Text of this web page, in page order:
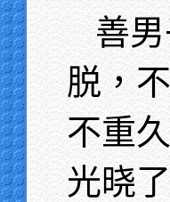
善
脱，
不重
光晓